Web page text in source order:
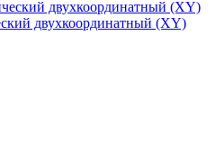
двухкоординатный (XY)